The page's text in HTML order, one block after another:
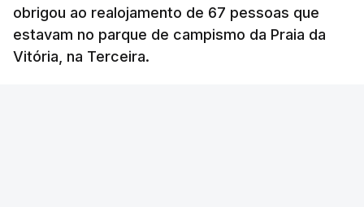
obrigou ao realojamento de 67 pessoas que
estavam no parque de campismo da Praia da
Vitória, na Terceira.